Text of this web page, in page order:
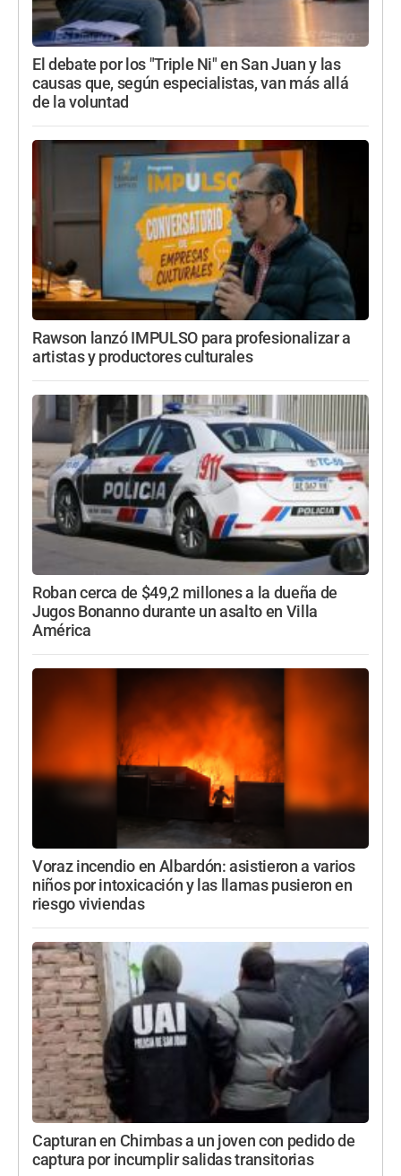
El debate por los "Triple Ni" en San Juan y las
causas que, según especialistas, van más allá
de la voluntad
Rawson lanzó IMPULSO para profesionalizar a
artistas y productores culturales
Roban cerca de $49,2 millones a la dueña de
Jugos Bonanno durante un asalto en Villa
América
Voraz incendio en Albardón: asistieron a varios
niños por intoxicación y las llamas pusieron en
riesgo viviendas
Capturan en Chimbas a un joven con pedido de
captura por incumplir salidas transitorias